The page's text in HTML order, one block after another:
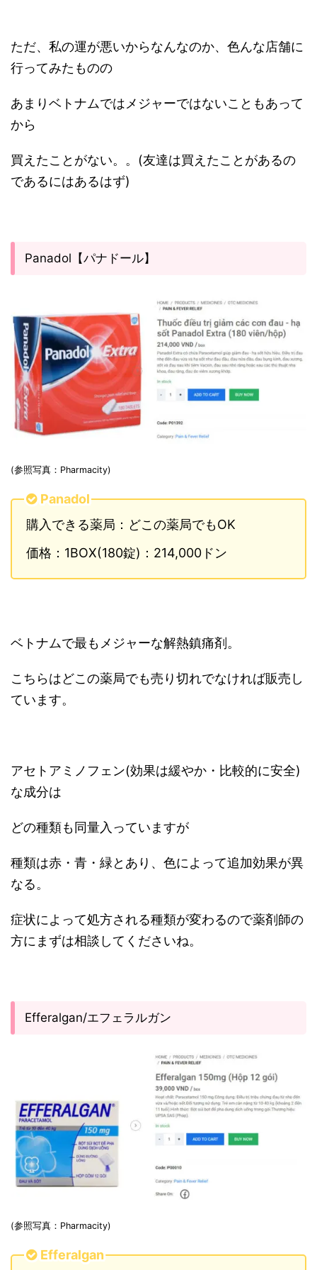
ただ、私の運が悪いからなんなのか、色んな店舗に
行ってみたものの
あまりベトナムではメジャーではないこともあって
から
買えたことがない。。(友達は買えたことがあるの
であるにはあるはず)
Panadol【パナドール】
(参照写真：Pharmacity)
Panadol
購入できる薬局：どこの薬局でもOK
価格：1BOX(180錠)：214,000ドン
ベトナムで最もメジャーな解熱鎮痛剤。
こちらはどこの薬局でも売り切れでなければ販売し
ています。
アセトアミノフェン(効果は緩やか・比較的に安全)
な成分は
どの種類も同量入っていますが
種類は赤・青・緑とあり、色によって追加効果が異
なる。
症状によって処方される種類が変わるので薬剤師の
方にまずは相談してくださいね。
Efferalgan/エフェラルガン
(参照写真：Pharmacity)
Efferalgan